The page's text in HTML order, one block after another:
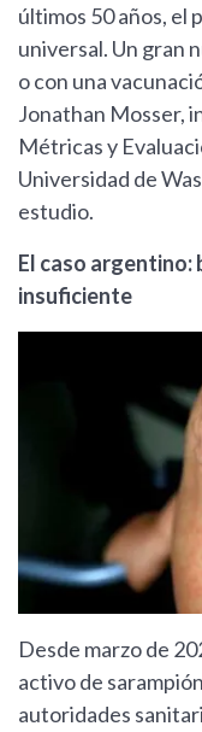
últimos 50 años, el
universal. Un gran
o con una
Jonathan Mosser,
Métricas y
Universidad de
estudio.
El caso
insuficiente
Desde marzo de
activo de
autoridades